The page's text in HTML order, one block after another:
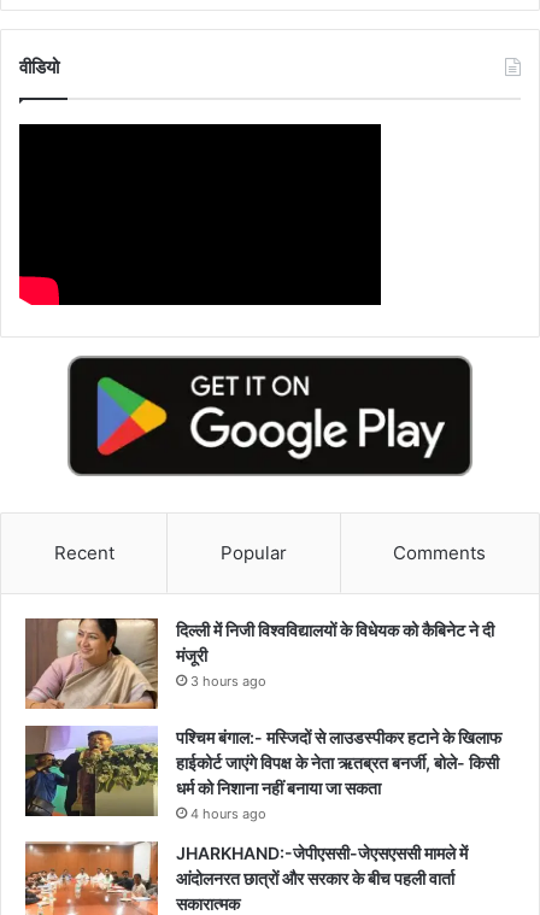
वीडियो
Recent Popular Comments
दिल्ली में निजी विश्वविद्यालयों के विधेयक को कैबिनेट ने दी
मंजूरी
3 hours ago
पश्चिम बंगाल:- मस्जिदों से लाउडस्पीकर हटाने के खिलाफ
हाईकोर्ट जाएंगे विपक्ष के नेता ऋतब्रत बनर्जी, बोले- किसी
धर्म को निशाना नहीं बनाया जा सकता
4 hours ago
JHARKHAND:-जेपीएससी-जेएसएससी मामले में
आंदोलनरत छात्रों और सरकार के बीच पहली वार्ता
सकारात्मक